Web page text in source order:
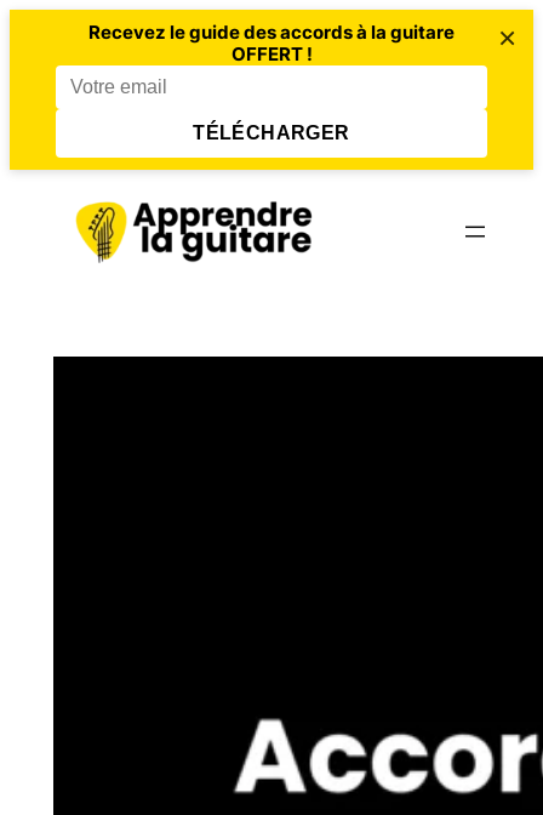
Recevez le guide des accords à la guitare
OFFERT !
TÉLÉCHARGER
×
contenu